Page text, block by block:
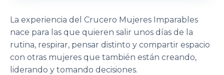
La experiencia del Crucero Mujeres Imparables
nace para las que quieren salir unos días de la
rutina, respirar, pensar distinto y compartir espacio
con otras mujeres que también están creando,
liderando y tomando decisiones.